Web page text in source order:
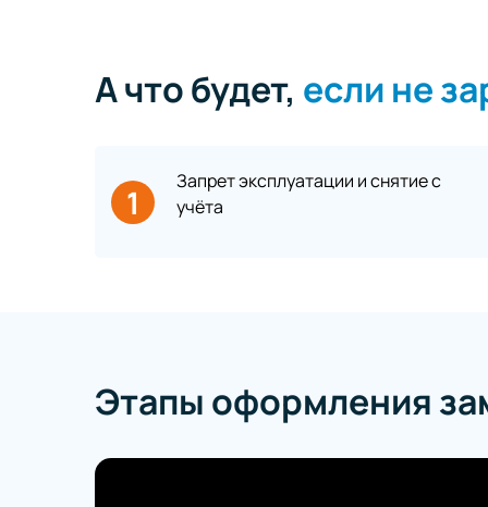
А что будет, если не
1
Запрет эксплуатации и снятие с
учёта
Этапы оформления